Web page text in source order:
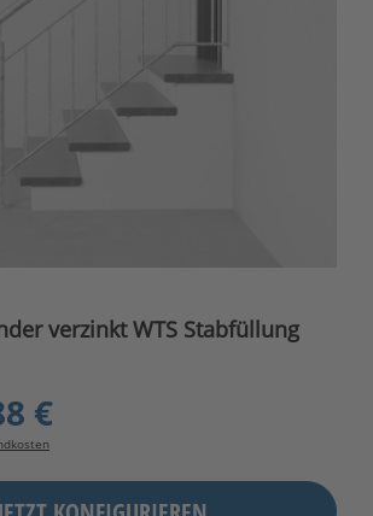
Treppengeländer verzinkt WTS Stabfüllung
€